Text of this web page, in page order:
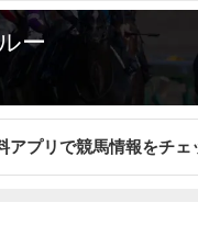
ー
アプリで競馬情報をチェ